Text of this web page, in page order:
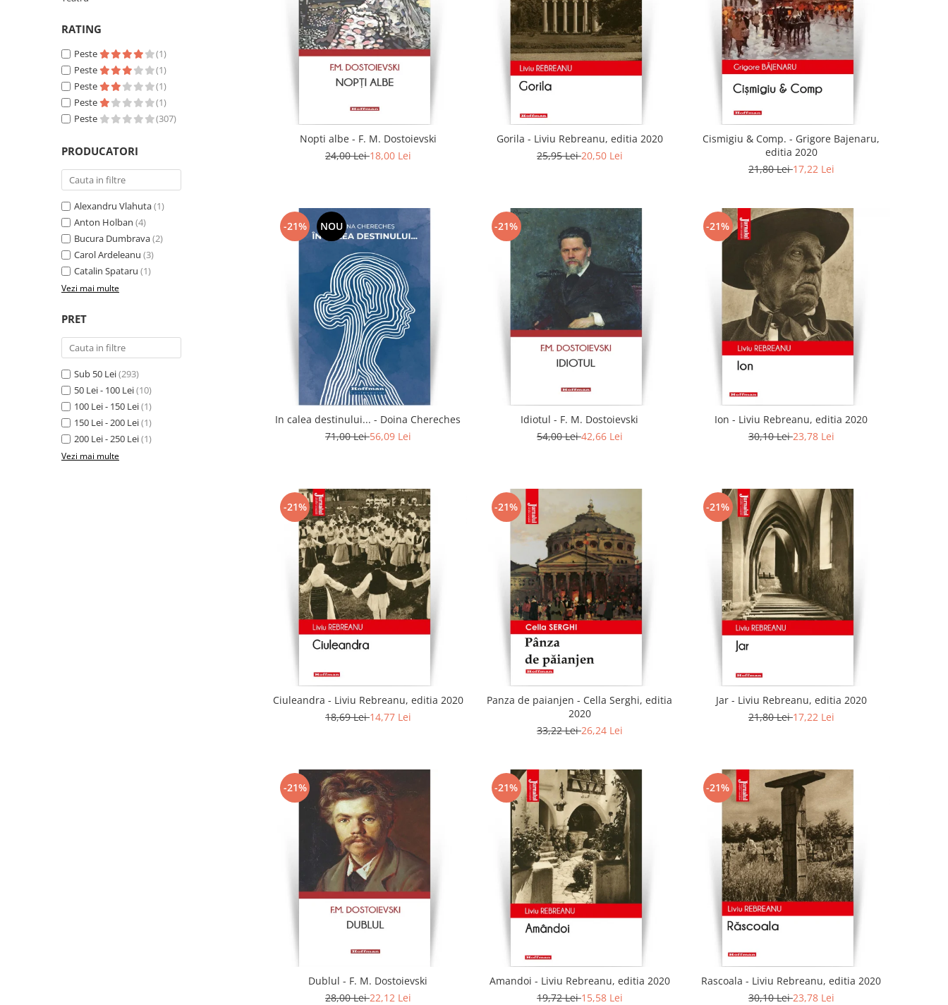
Contemporana
Publicistica / Reportaje / Interviuri
Stiinte umaniste
Sociologie si filozofie
RATING
Peste
(1)
Peste
(1)
Peste
(1)
Peste
(1)
Peste
(307)
PRODUCATORI
Alexandru Vlahuta(1)
Anton Holban (4)
Bucura Dumbrava(2)
Carol Ardeleanu (3)
Catalin Spataru (1)
Vezi mai multe
PRET
Sub 50 Lei(293)
50 Lei - 100 Lei(10)
100 Lei - 150 Lei(1)
150 Lei - 200 Lei(1)
200 Lei - 250 Lei(1)
Vezi mai multe
Nopti albe - F. M. Dostoievski
24,00 Lei18,00 Lei
Gorila - Liviu Rebreanu, editia 2020
25,95 Lei20,50 Lei
Cismigiu & Comp. - Grigore Bajenaru,
editia 2020
21,80 Lei17,22 Lei
-21% NOU
In calea destinului... - Doina Chereches
71,00 Lei56,09 Lei
-21%
Idiotul - F. M. Dostoievski
54,00 Lei42,66 Lei
-21%
Ion - Liviu Rebreanu, editia 2020
30,10 Lei23,78 Lei
-21%
Ciuleandra - Liviu Rebreanu, editia 2020
18,69 Lei14,77 Lei
-21%
Panza de paianjen - Cella Serghi, editia
2020
33,22 Lei26,24 Lei
-21%
Jar - Liviu Rebreanu, editia 2020
21,80 Lei17,22 Lei
-21%
Dublul - F. M. Dostoievski
28,00 Lei22,12 Lei
-21%
Amandoi - Liviu Rebreanu, editia 2020
19,72 Lei15,58 Lei
-21%
Rascoala - Liviu Rebreanu, editia 2020
30,10 Lei23,78 Lei